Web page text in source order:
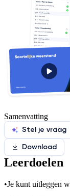
Samenvatting
Stel je vraag
Download
Leerdoelen
•Je kunt uitleggen